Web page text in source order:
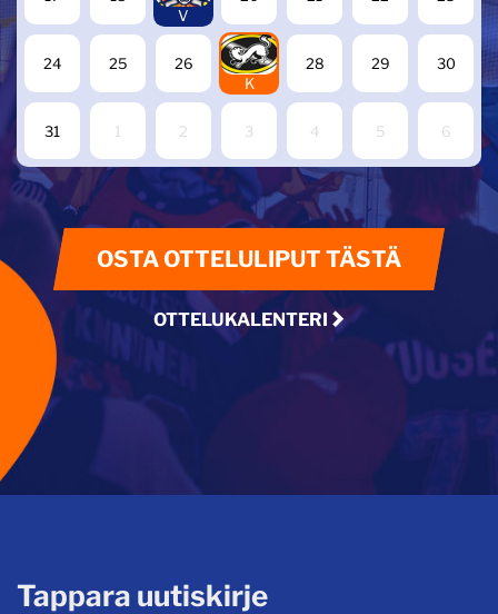
V
24 25 26
27
K
28 29 30
31 1 2 3 4 5 6
OSTA OTTELULIPUT TÄSTÄ
OTTELUKALENTERI
Tappara uutiskirje